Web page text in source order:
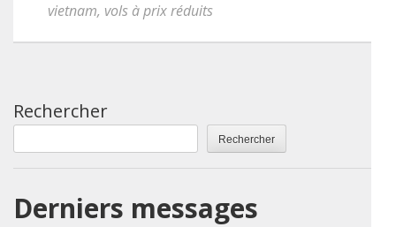
vietnam, vols à prix réduits
Rechercher
Rechercher
Derniers messages